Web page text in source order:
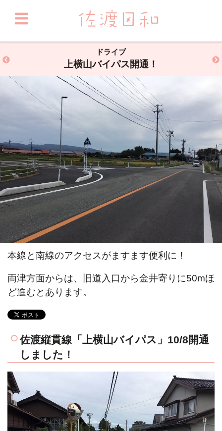
ドライブ
上横山バイパス開通！
本線と南線のアクセスがますます便利に！
両津方面からは、旧道入口から金井寄りに50mほ
ど進むとあります。
佐渡縦貫線「上横山バイパス」10/8開通
しました！